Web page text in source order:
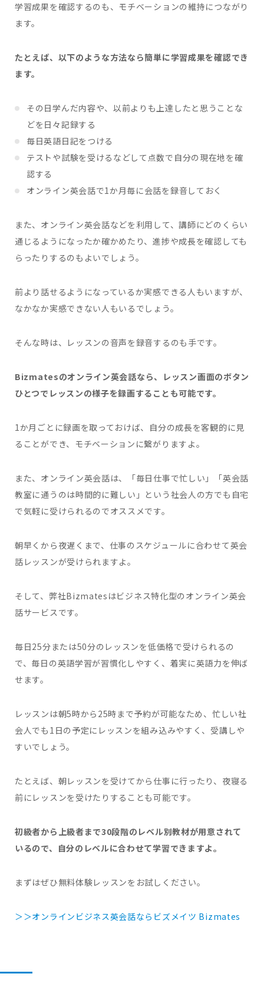
学習成果を確認するのも、モチベーションの維持につながり
ます。
たとえば、以下のような方法なら簡単に学習成果を確認でき
ます。
その日学んだ内容や、以前よりも上達したと思うことな
どを日々記録する
毎日英語日記をつける
テストや試験を受けるなどして点数で自分の現在地を確
認する
オンライン英会話で1か月毎に会話を録音しておく
また、オンライン英会話などを利用して、講師にどのくらい
通じるようになったか確かめたり、進捗や成長を確認しても
らったりするのもよいでしょう。
前より話せるようになっているか実感できる人もいますが、
なかなか実感できない人もいるでしょう。
そんな時は、レッスンの音声を録音するのも手です。
Bizmatesのオンライン英会話なら、レッスン画面のボタン
ひとつでレッスンの様子を録画することも可能です。
1か月ごとに録画を取っておけば、自分の成長を客観的に見
ることができ、モチベーションに繋がりますよ。
また、オンライン英会話は、「毎日仕事で忙しい」「英会話
教室に通うのは時間的に難しい」という社会人の方でも自宅
で気軽に受けられるのでオススメです。
朝早くから夜遅くまで、仕事のスケジュールに合わせて英会
話レッスンが受けられますよ。
そして、弊社Bizmatesはビジネス特化型のオンライン英会
話サービスです。
毎日25分または50分のレッスンを低価格で受けられるの
で、毎日の英語学習が習慣化しやすく、着実に英語力を伸ば
せます。
レッスンは朝5時から25時まで予約が可能なため、忙しい社
会人でも1日の予定にレッスンを組み込みやすく、受講しや
すいでしょう。
たとえば、朝レッスンを受けてから仕事に行ったり、夜寝る
前にレッスンを受けたりすることも可能です。
初級者から上級者まで30段階のレベル別教材が用意されて
いるので、自分のレベルに合わせて学習できますよ。
まずはぜひ無料体験レッスンをお試しください。
＞＞オンラインビジネス英会話ならビズメイツ Bizmates